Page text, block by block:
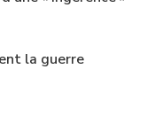
la guerre